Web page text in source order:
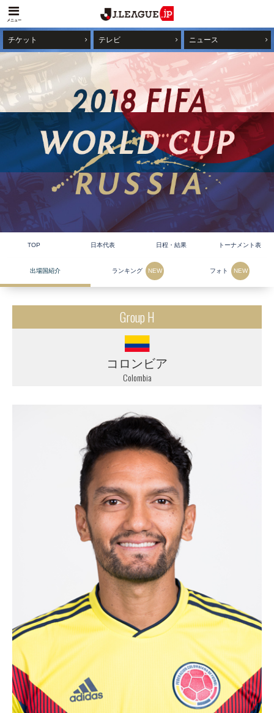
メニュー
チケット テレビ ニュース
TOP 日本代表 日程・結果 トーナメント表
出場国紹介 ランキング NEW フォト NEW
Group H
コロンビア
Colombia